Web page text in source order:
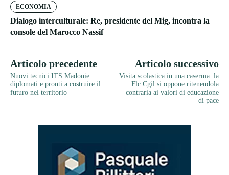
ECONOMIA
Dialogo interculturale: Re, presidente del Mig, incontra la
console del Marocco Nassif
Articolo precedente
Nuovi tecnici ITS Madonie:
diplomati e pronti a costruire il
futuro nel territorio
Articolo successivo
Visita scolastica in una caserma: la
Flc Cgil si oppone ritenendola
contraria ai valori di educazione
di pace